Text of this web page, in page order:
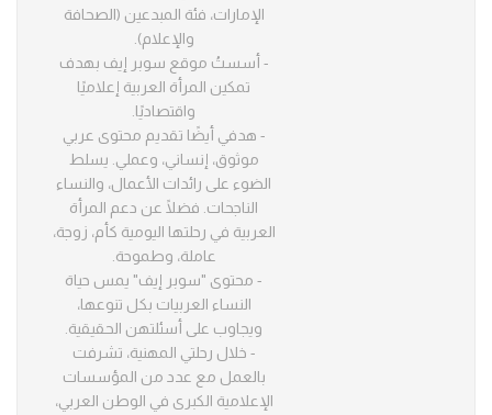
الإمارات، فئة المبدعين (الصحافة
والإعلام).
- أسستُ موقع سوبر إيف بهدف
تمكين المرأة العربية إعلاميًا
واقتصاديًا.
- هدفي أيضًا تقديم محتوى عربي
موثوق، إنساني، وعملي. يسلط
الضوء على رائدات الأعمال، والنساء
الناجحات. فضلًا عن دعم المرأة
العربية في رحلتها اليومية كأم، زوجة،
عاملة، وطموحة.
- محتوى "سوبر إيف" يمس حياة
النساء العربيات بكل تنوعها،
ويجاوب على أسئلتهن الحقيقية.
- خلال رحلتي المهنية، تشرفت
بالعمل مع عدد من المؤسسات
الإعلامية الكبرى في الوطن العربي،